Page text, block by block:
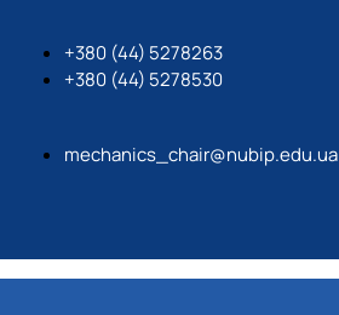
+380 (44) 5278263
+380 (44) 5278530
mechanics_chair@nubip.edu.ua